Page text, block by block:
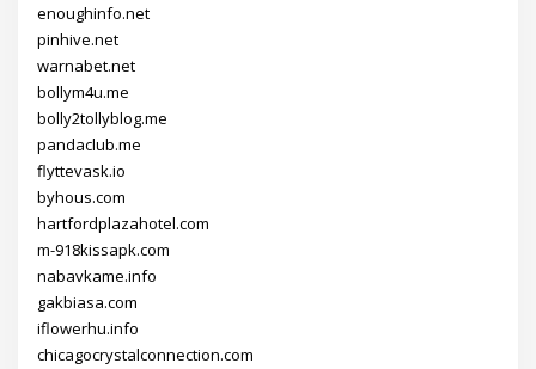
enoughinfo.net
pinhive.net
warnabet.net
bollym4u.me
bolly2tollyblog.me
pandaclub.me
flyttevask.io
byhous.com
hartfordplazahotel.com
m-918kissapk.com
nabavkame.info
gakbiasa.com
iflowerhu.info
chicagocrystalconnection.com